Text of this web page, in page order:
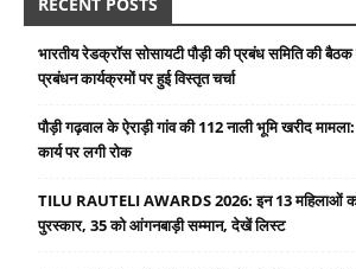
भारतीय रेडक्रॉस सोसायटी पौड़ी की प्रबंध समिति की
प्रबंधन कार्यक्रमों पर हुई विस्तृत चर्चा
पौड़ी गढ़वाल के ऐराड़ी गांव की 112 नाली भूमि खरीद
कार्य पर लगी रोक
TILU RAUTELI AWARDS 2026: इन 13 महिलाओं को
पुरस्कार, 35 को आंगनबाड़ी सम्मान, देखें लिस्ट